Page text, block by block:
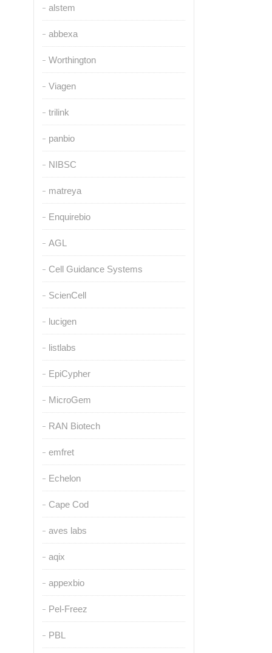
alstem
abbexa
Worthington
Viagen
trilink
panbio
NIBSC
matreya
Enquirebio
AGL
Cell Guidance Systems
ScienCell
lucigen
listlabs
EpiCypher
MicroGem
RAN Biotech
emfret
Echelon
Cape Cod
aves labs
aqix
appexbio
Pel-Freez
PBL